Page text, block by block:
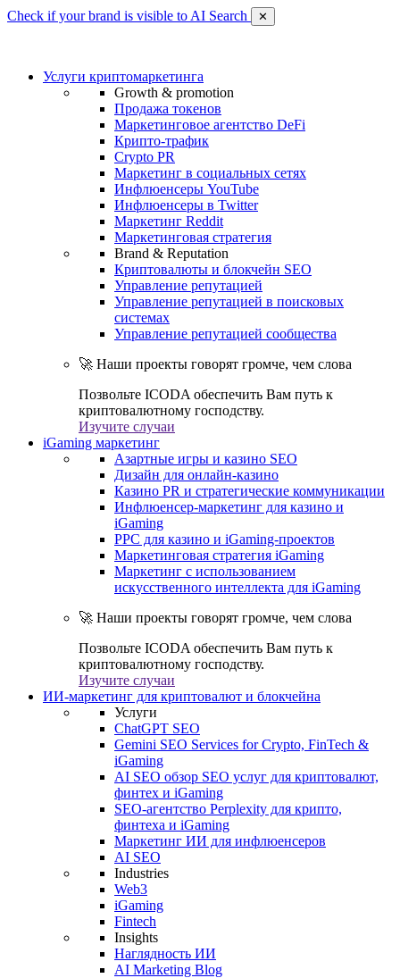
Check if your brand is visible to AI Search ✕
Услуги криптомаркетинга
Growth & promotion
Продажа токенов
Маркетинговое агентство DeFi
Крипто-трафик
Crypto PR
Маркетинг в социальных сетях
Инфлюенсеры YouTube
Инфлюенсеры в Twitter
Маркетинг Reddit
Маркетинговая стратегия
Brand & Reputation
Криптовалюты и блокчейн SEO
Управление репутацией
Управление репутацией в поисковых
системах
Управление репутацией сообщества
🚀 Наши проекты говорят громче, чем слова
Позвольте ICODA обеспечить Вам путь к
криптовалютному господству.
Изучите случаи
iGaming маркетинг
Азартные игры и казино SEO
Дизайн для онлайн-казино
Казино PR и стратегические коммуникации
Инфлюенсер-маркетинг для казино и
iGaming
PPC для казино и iGaming-проектов
Маркетинговая стратегия iGaming
Маркетинг с использованием
искусственного интеллекта для iGaming
🚀 Наши проекты говорят громче, чем слова
Позвольте ICODA обеспечить Вам путь к
криптовалютному господству.
Изучите случаи
ИИ-маркетинг для криптовалют и блокчейна
Услуги
ChatGPT SEO
Gemini SEO Services for Crypto, FinTech &
iGaming
AI SEO обзор SEO услуг для криптовалют,
финтех и iGaming
SEO-агентство Perplexity для крипто,
финтеха и iGaming
Маркетинг ИИ для инфлюенсеров
AI SEO
Industries
Web3
iGaming
Fintech
Insights
Наглядность ИИ
AI Marketing Blog